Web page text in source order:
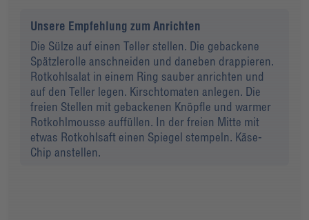
Unsere Empfehlung zum Anrichten
Die Sülze auf einen Teller stellen. Die gebackene
Spätzlerolle anschneiden und daneben drappieren.
Rotkohlsalat in einem Ring sauber anrichten und
auf den Teller legen. Kirschtomaten anlegen. Die
freien Stellen mit gebackenen Knöpfle und warmer
Rotkohlmousse auffüllen. In der freien Mitte mit
etwas Rotkohlsaft einen Spiegel stempeln. Käse-
Chip anstellen.